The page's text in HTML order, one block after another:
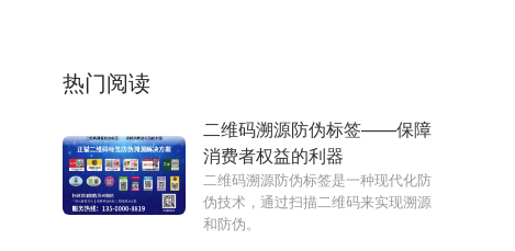
热门阅读
二维码溯源防伪标签——保障
消费者权益的利器
二维码溯源防伪标签是一种现代化防
伪技术，通过扫描二维码来实现溯源
和防伪。